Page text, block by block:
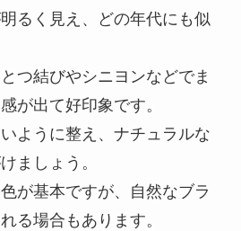
るく見え、どの年代にも似
つ結びやシニヨンなどでま
が出て好印象です。
ように整え、ナチュラルな
ましょう。
が基本ですが、自然なブラ
る場合もあります。